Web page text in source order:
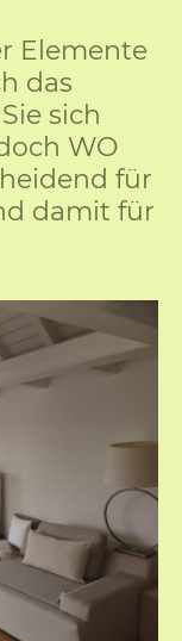
Elemente
das
sich
WO
für
damit für